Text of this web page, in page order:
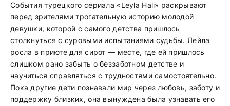
События турецкого сериала «Leyla Hali» раскрывают
перед зрителями трогательную историю молодой
девушки, которой с самого детства пришлось
столкнуться с суровыми испытаниями судьбы. Лейла
росла в приюте для сирот — месте, где ей пришлось
слишком рано забыть о беззаботном детстве и
научиться справляться с трудностями самостоятельно.
Пока другие дети познавали мир через любовь, заботу и
поддержку близких, она вынуждена была узнавать его